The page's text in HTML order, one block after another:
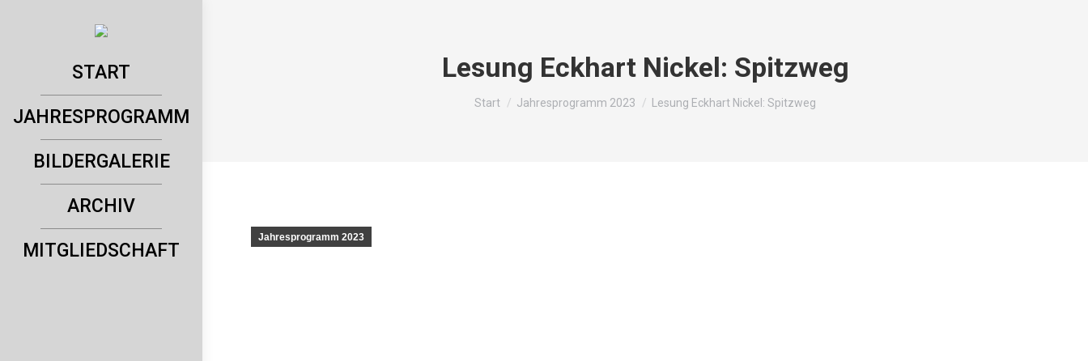
START
JAHRESPROGRAMM
BILDERGALERIE
ARCHIV
MITGLIEDSCHAFT
Lesung Eckhart Nickel: Spitzweg
Sie befinden sich hier:
Start Jahresprogramm 2023 Lesung Eckhart Nickel: Spitzweg
Jahresprogramm 2023